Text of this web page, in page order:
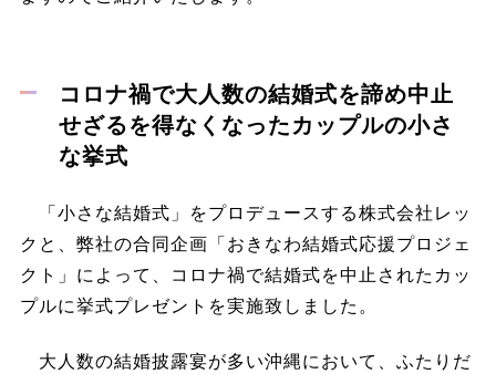
コロナ禍で大人数の結婚式を諦め中止
せざるを得なくなったカップルの小さ
な挙式
「小さな結婚式」をプロデュースする株式会社レッ
クと、弊社の合同企画「おきなわ結婚式応援プロジェ
クト」によって、コロナ禍で結婚式を中止されたカッ
プルに挙式プレゼントを実施致しました。
大人数の結婚披露宴が多い沖縄において、ふたりだ